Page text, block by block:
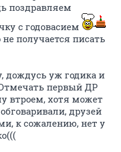
поздравляем
с годовасием
получается писать
дождусь уж годика и
первый ДР
втроем, хотя может
друзей
к сожалению, нет у